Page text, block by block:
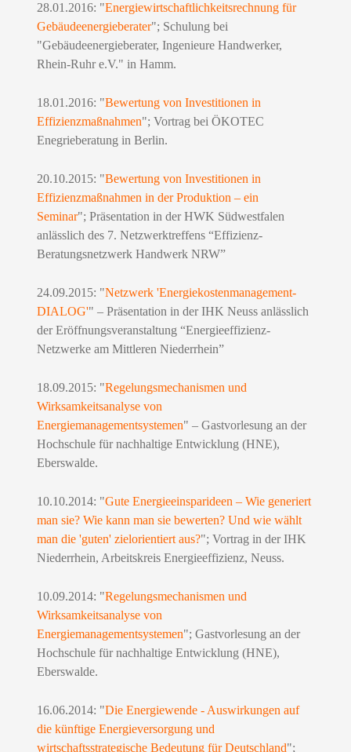
28.01.2016: "Energiewirtschaftlichkeitsrechnung für
Gebäudeenergieberater"; Schulung bei
"Gebäudeenergieberater, Ingenieure Handwerker,
Rhein-Ruhr e.V." in Hamm.
18.01.2016: "Bewertung von Investitionen in
Effizienzmaßnahmen"; Vortrag bei ÖKOTEC
Enegrieberatung in Berlin.
20.10.2015: "Bewertung von Investitionen in
Effizienzmaßnahmen in der Produktion – ein
Seminar"; Präsentation in der HWK Südwestfalen
anlässlich des 7. Netzwerktreffens “Effizienz-
Beratungsnetzwerk Handwerk NRW”
24.09.2015: "Netzwerk 'Energiekostenmanagement-
DIALOG'" – Präsentation in der IHK Neuss anlässlich
der Eröffnungsveranstaltung “Energieeffizienz-
Netzwerke am Mittleren Niederrhein”
18.09.2015: "Regelungsmechanismen und
Wirksamkeitsanalyse von
Energiemanagementsystemen" – Gastvorlesung an der
Hochschule für nachhaltige Entwicklung (HNE),
Eberswalde.
10.10.2014: "Gute Energieeinsparideen – Wie generiert
man sie? Wie kann man sie bewerten? Und wie wählt
man die 'guten' zielorientiert aus?"; Vortrag in der IHK
Niederrhein, Arbeitskreis Energieeffizienz, Neuss.
10.09.2014: "Regelungsmechanismen und
Wirksamkeitsanalyse von
Energiemanagementsystemen"; Gastvorlesung an der
Hochschule für nachhaltige Entwicklung (HNE),
Eberswalde.
16.06.2014: "Die Energiewende - Auswirkungen auf
die künftige Energieversorgung und
wirtschaftsstrategische Bedeutung für Deutschland";